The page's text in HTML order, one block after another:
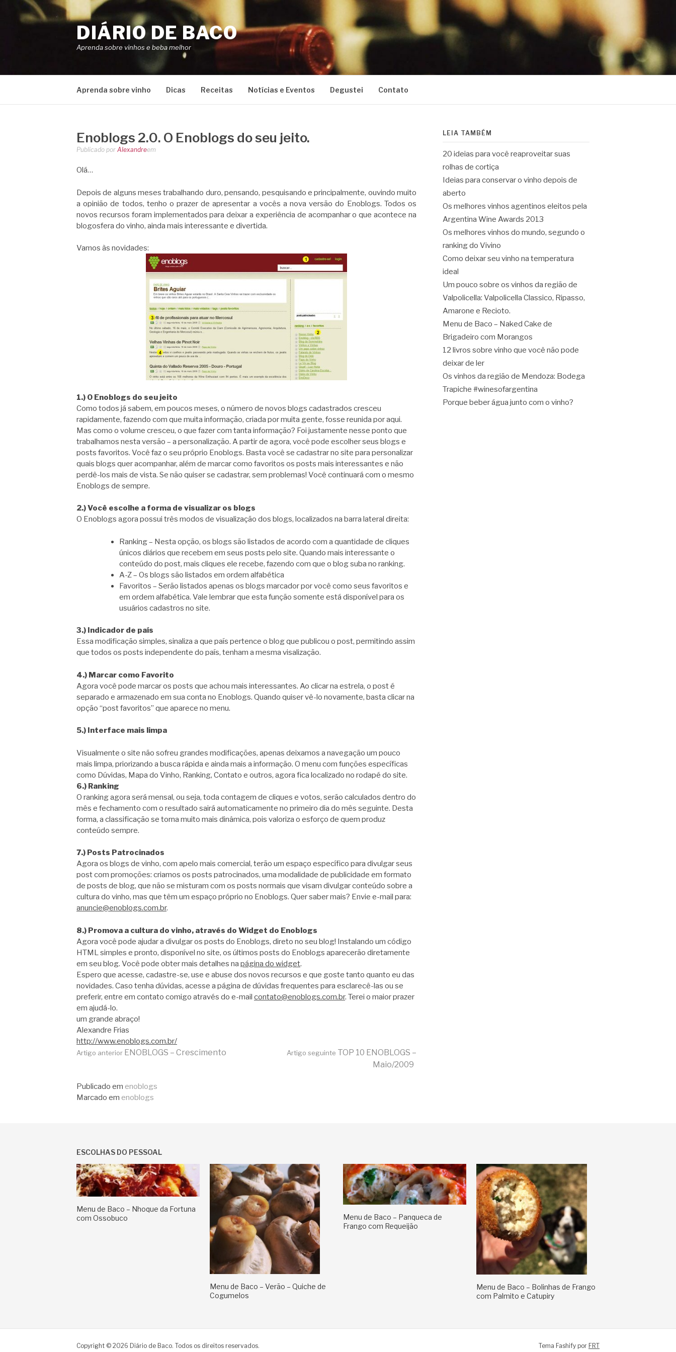
DIÁRIO DE BACO
Aprenda sobre vinhos e beba melhor
Aprenda sobre vinho Dicas Receitas Notícias e Eventos Degustei Contato
Enoblogs 2.0. O Enoblogs do seu jeito.
Publicado por Alexandreem
Olá…
Depois de alguns meses trabalhando duro, pensando, pesquisando e principalmente, ouvindo muito
a opinião de todos, tenho o prazer de apresentar a vocês a nova versão do Enoblogs. Todos os
novos recursos foram implementados para deixar a experiência de acompanhar o que acontece na
blogosfera do vinho, ainda mais interessante e divertida.
Vamos às novidades:
1.) O Enoblogs do seu jeito
Como todos já sabem, em poucos meses, o número de novos blogs cadastrados cresceu
rapidamente, fazendo com que muita informação, criada por muita gente, fosse reunida por aqui.
Mas como o volume cresceu, o que fazer com tanta informação? Foi justamente nesse ponto que
trabalhamos nesta versão – a personalização. A partir de agora, você pode escolher seus blogs e
posts favoritos. Você faz o seu próprio Enoblogs. Basta você se cadastrar no site para personalizar
quais blogs quer acompanhar, além de marcar como favoritos os posts mais interessantes e não
perdê-los mais de vista. Se não quiser se cadastrar, sem problemas! Você continuará com o mesmo
Enoblogs de sempre.
2.) Você escolhe a forma de visualizar os blogs
O Enoblogs agora possui três modos de visualização dos blogs, localizados na barra lateral direita:
Ranking – Nesta opção, os blogs são listados de acordo com a quantidade de cliques
únicos diários que recebem em seus posts pelo site. Quando mais interessante o
conteúdo do post, mais cliques ele recebe, fazendo com que o blog suba no ranking.
A-Z – Os blogs são listados em ordem alfabética
Favoritos – Serão listados apenas os blogs marcador por você como seus favoritos e
em ordem alfabética. Vale lembrar que esta função somente está disponível para os
usuários cadastros no site.
3.) Indicador de país
Essa modificação simples, sinaliza a que país pertence o blog que publicou o post, permitindo assim
que todos os posts independente do país, tenham a mesma visalização.
4.) Marcar como Favorito
Agora você pode marcar os posts que achou mais interessantes. Ao clicar na estrela, o post é
separado e armazenado em sua conta no Enoblogs. Quando quiser vê-lo novamente, basta clicar na
opção “post favoritos” que aparece no menu.
5.) Interface mais limpa
Visualmente o site não sofreu grandes modificações, apenas deixamos a navegação um pouco
mais limpa, priorizando a busca rápida e ainda mais a informação. O menu com funções específicas
como Dúvidas, Mapa do Vinho, Ranking, Contato e outros, agora fica localizado no rodapé do site.
6.) Ranking
O ranking agora será mensal, ou seja, toda contagem de cliques e votos, serão calculados dentro do
mês e fechamento com o resultado sairá automaticamente no primeiro dia do mês seguinte. Desta
forma, a classificação se torna muito mais dinâmica, pois valoriza o esforço de quem produz
conteúdo sempre.
7.) Posts Patrocinados
Agora os blogs de vinho, com apelo mais comercial, terão um espaço específico para divulgar seus
post com promoções: criamos os posts patrocinados, uma modalidade de publicidade em formato
de posts de blog, que não se misturam com os posts normais que visam divulgar conteúdo sobre a
cultura do vinho, mas que têm um espaço próprio no Enoblogs. Quer saber mais? Envie e-mail para:
anuncie@enoblogs.com.br.
8.) Promova a cultura do vinho, através do Widget do Enoblogs
Agora você pode ajudar a divulgar os posts do Enoblogs, direto no seu blog! Instalando um código
HTML simples e pronto, disponível no site, os últimos posts do Enoblogs aparecerão diretamente
em seu blog. Você pode obter mais detalhes na página do widget.
Espero que acesse, cadastre-se, use e abuse dos novos recursos e que goste tanto quanto eu das
novidades. Caso tenha dúvidas, acesse a página de dúvidas frequentes para esclarecê-las ou se
preferir, entre em contato comigo através do e-mail contato@enoblogs.com.br. Terei o maior prazer
em ajudá-lo.
um grande abraço!
Alexandre Frias
http://www.enoblogs.com.br/
Continue
lendo
Artigo anterior ENOBLOGS – Crescimento Artigo seguinte TOP 10 ENOBLOGS –
Maio/2009
Publicado em enoblogs
Marcado em enoblogs
LEIA TAMBÉM
20 ideias para você reaproveitar suas
rolhas de cortiça
Ideias para conservar o vinho depois de
aberto
Os melhores vinhos agentinos eleitos pela
Argentina Wine Awards 2013
Os melhores vinhos do mundo, segundo o
ranking do Vivino
Como deixar seu vinho na temperatura
ideal
Um pouco sobre os vinhos da região de
Valpolicella: Valpolicella Classico, Ripasso,
Amarone e Recioto.
Menu de Baco – Naked Cake de
Brigadeiro com Morangos
12 livros sobre vinho que você não pode
deixar de ler
Os vinhos da região de Mendoza: Bodega
Trapiche #winesofargentina
Porque beber água junto com o vinho?
ESCOLHAS DO PESSOAL
Menu de Baco – Nhoque da Fortuna
com Ossobuco
Menu de Baco – Verão – Quiche de
Cogumelos
Menu de Baco – Panqueca de
Frango com Requeijão
Menu de Baco – Bolinhas de Frango
com Palmito e Catupiry
Copyright © 2026 Diário de Baco. Todos os direitos reservados. Tema Fashify por FRT